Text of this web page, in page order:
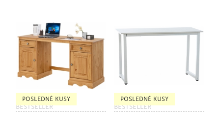
POSLEDNÉ KUSY
BESTSELLER
POSLEDNÉ KUSY
BESTSELLER